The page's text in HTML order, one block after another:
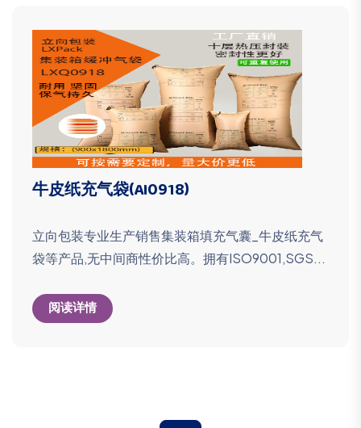
牛皮纸充气袋(AI0918)
立向包装专业生产销售集装箱填充气囊_牛皮纸充气
袋等产品,无中间商性价比高。拥有ISO9001,SGS...
阅读详情